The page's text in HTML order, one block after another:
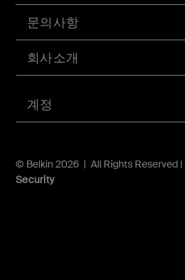
계정
문의사항
회사소개
© Belkin 2026 | All Rights Reserved |
Security